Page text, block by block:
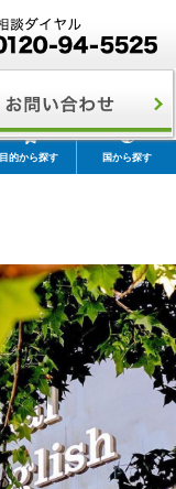
目的から探す 国から探す